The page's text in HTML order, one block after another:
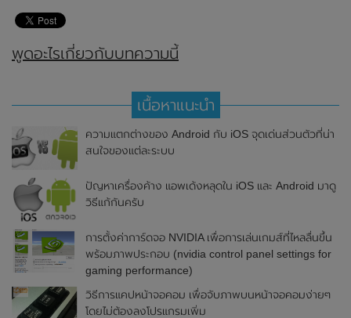
พูดอะไรเกี่ยวกับบทความนี้
เนื้อหาแนะนำ
ความแตกต่างของ Android กับ iOS จุดเด่นส่วนตัวที่น่า
สนใจของแต่ละระบบ
ปัญหาเครื่องค้าง แอพเด้งหลุดใน iOS และ Android มาดู
วิธีแก้กันครับ
การตั้งค่าการ์ดจอ NVIDIA เพื่อการเล่นเกมส์ที่ไหลลื่นขึ้น
พร้อมภาพประกอบ (nvidia control panel settings for
gaming performance)
วิธีการแคปหน้าจอคอม เพื่อจับภาพบนหน้าจอคอมง่ายๆ
โดยไม่ต้องลงโปรแกรมเพิ่ม